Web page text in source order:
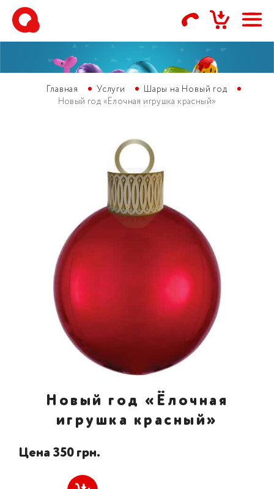
Главная Услуги
Шары на Новый год
Новый год «Ёлочная игрушка красный»
Новый год «Ёлочная
игрушка красный»
Цена 350 грн.